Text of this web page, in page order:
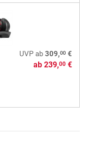
UVPab 309,00€
ab 239,00€